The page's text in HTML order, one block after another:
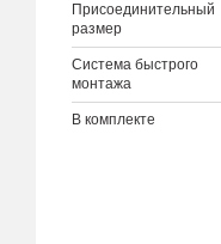
Присоединительный
размер
Система быстрого
монтажа
В комплекте